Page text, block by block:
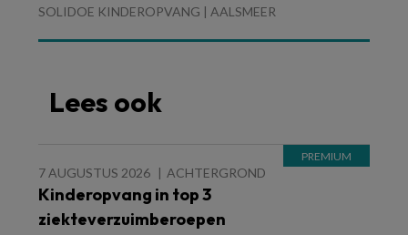
SOLIDOE KINDEROPVANG | AALSMEER
Lees ook
7 AUGUSTUS 2026 ACHTERGROND
Kinderopvang in top 3
ziekteverzuimberoepen